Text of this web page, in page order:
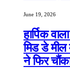
June 19, 2026
हार्पिक
मिड डे मील
ने फिर